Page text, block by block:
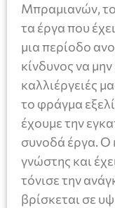
Μπραμιανών,
τα έργα που
μια περίοδο
κίνδυνος να
καλλιέργειές
το φράγμα
έχουμε την
συνοδά έργα. Ο
γνώστης και
τόνισε την
βρίσκεται σε